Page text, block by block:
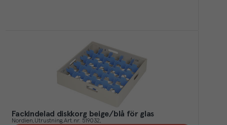
Fackindelad diskkorg beige/blå för glas
Nordien Utrustning Art.nr. 519032